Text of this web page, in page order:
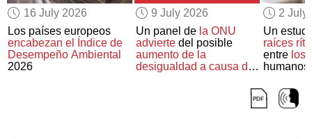
16 July 2026
Los países europeos
encabezan el Índice de
Desempeño Ambiental
2026
9 July 2026
Un panel de la ONU
adviertedel posible
aumento de la
desigualdad a causa de
2 July
Un
raíces
entre los
humanos